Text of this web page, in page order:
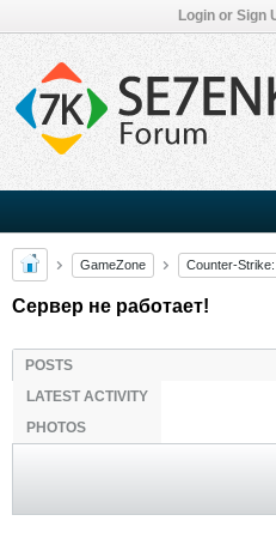
Login or Sign
GameZone Counter-
Сервер не работает!
POSTS
LATEST ACTIVITY
PHOTOS